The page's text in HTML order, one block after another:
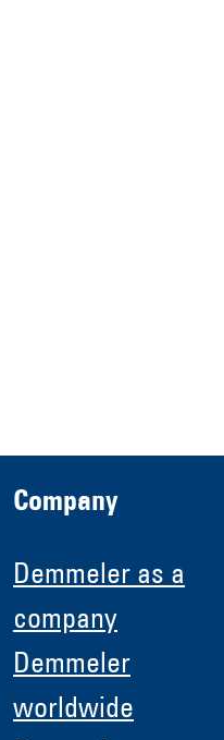
Company
Demmeler as a
company
Demmeler
worldwide